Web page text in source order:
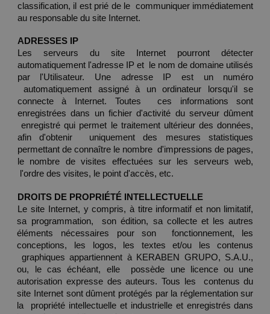
classification, il est prié de le  communiquer immédiatement
au responsable du site Internet.
ADRESSES IP
Les serveurs du site Internet pourront détecter
automatiquement l'adresse IP et  le nom de domaine utilisés
par l'Utilisateur. Une adresse IP est un numéro
automatiquement assigné à un ordinateur lorsqu'il se
connecte à Internet. Toutes  ces informations sont
enregistrées dans un fichier d'activité du serveur dûment
enregistré qui permet le traitement ultérieur des données,
afin d'obtenir  uniquement des mesures statistiques
permettant de connaître le nombre  d'impressions de pages,
le nombre de visites effectuées sur les serveurs web,
l'ordre des visites, le point d'accès, etc.
DROITS DE PROPRIÉTÉ INTELLECTUELLE
Le site Internet, y compris, à titre informatif et non limitatif,
sa programmation,  son édition, sa collecte et les autres
éléments nécessaires pour son  fonctionnement, les
conceptions, les logos, les textes et/ou les contenus
graphiques appartiennent à KERABEN GRUPO, S.A.U.,
ou, le cas échéant, elle  possède une licence ou une
autorisation expresse des auteurs. Tous les  contenus du
site Internet sont dûment protégés par la réglementation sur
la  propriété intellectuelle et industrielle et enregistrés dans